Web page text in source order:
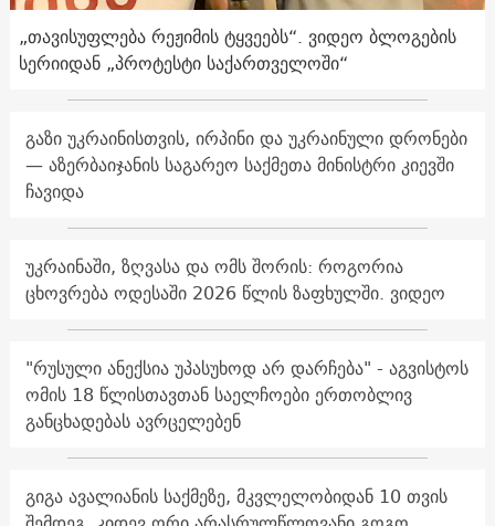
„თავისუფლება რეჟიმის ტყვეებს“. ვიდეო ბლოგების
სერიიდან „პროტესტი საქართველოში“
გაზი უკრაინისთვის, ირპინი და უკრაინული დრონები
— აზერბაიჯანის საგარეო საქმეთა მინისტრი კიევში
ჩავიდა
უკრაინაში, ზღვასა და ომს შორის: როგორია
ცხოვრება ოდესაში 2026 წლის ზაფხულში. ვიდეო
"რუსული ანექსია უპასუხოდ არ დარჩება" - აგვისტოს
ომის 18 წლისთავთან საელჩოები ერთობლივ
განცხადებას ავრცელებენ
გიგა ავალიანის საქმეზე, მკვლელობიდან 10 თვის